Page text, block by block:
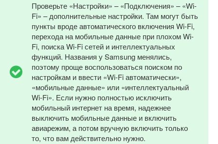
Проверьте «Настройки» – «Подключения» – «Wi-
Fi» – дополнительные настройки. Там могут быть
пункты вроде автоматического включения Wi-Fi,
перехода на мобильные данные при плохом Wi-
Fi, поиска Wi-Fi сетей и интеллектуальных
функций. Названия у Samsung менялись,
поэтому проще воспользоваться поиском по
настройкам и ввести «Wi-Fi автоматически»,
«мобильные данные» или «интеллектуальный
Wi-Fi». Если нужно полностью исключить
мобильный интернет на время, надежнее
выключить мобильные данные и включить
авиарежим, а потом вручную включить только
то, что вам действительно нужно.